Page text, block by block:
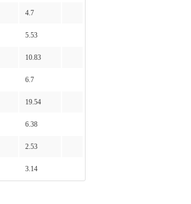
4.7
5.53
10.83
6.7
19.54
6.38
2.53
3.14